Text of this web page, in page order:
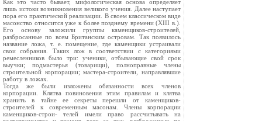
Как это часто бывает, мифологическая основа определяет
лишь истоки возникновения великого учения. Далее наступает
пора его практической реализации. В своем классическом виде
масонство относится уже к более позднему времени (XIII в.).
Его основу заложили группы каменщиков-строителей,
разбросанные по всем Британским островам. Так появилось
название ложа, т. е. помещение, где каменщики устраивали
свои собрания. Таких лож в соответствии с категориями
ремесленников было три: ученики, отбывающие свой срок
выучки; подмастерья (товарищи), полноправные члены
строительной корпорации; мастера-строители, направлявшие
работу в ложах.
Тогда же были изложены обязанности всех членов
корпорации. Клятва повиновения этим правилам и клятва
хранить в тайне ее секреты перешли от каменщиков-
строителей к современным масонам. Члены корпорации
каменщиков-строи- телей имели право рассчитывать на